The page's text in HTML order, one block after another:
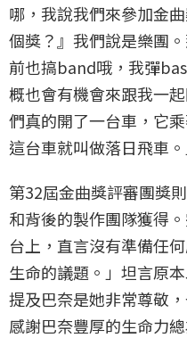
哪，我說我們來參加金
個獎？』我們說是樂團
前也搞band哦，我彈
概也會有機會來跟我一
們真的開了一台車，它
這台車就叫做落日飛車。
第32屆金曲獎評審團獎
和背後的製作團隊獲得
台上，直言沒有準備任
生命的議題。」坦言原
提及巴奈是她非常尊敬
感謝巴奈豐厚的生命力